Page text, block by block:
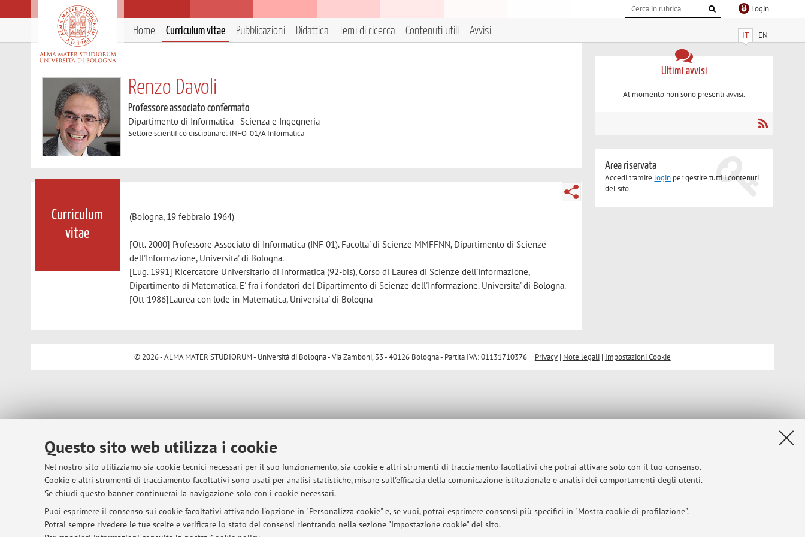
Questo sito web utilizza i cookie
Nel nostro sito utilizziamo sia cookie tecnici necessari per il suo funzionamento, sia cookie e altri strumenti di tracciamento facoltativi che potrai attivare solo con il tuo consenso.
Cookie e altri strumenti di tracciamento facoltativi sono usati per analisi statistiche, misure sull'efficacia della comunicazione istituzionale e analisi dei comportamenti degli utenti.
Se chiudi questo banner continuerai la navigazione solo con i cookie necessari.
Puoi esprimere il consenso sui cookie facoltativi attivando l'opzione in "Personalizza cookie" e, se vuoi, potrai esprimere consensi più specifici in "Mostra cookie di profilazione".
Potrai sempre rivedere le tue scelte e verificare lo stato dei consensi rientrando nella sezione "Impostazione cookie" del sito.
Login
IT EN
Home Curriculum vitae Pubblicazioni Didattica Temi di ricerca Contenuti utili Avvisi
Renzo Davoli
Professore associato confermato
Dipartimento di Informatica - Scienza e Ingegneria
Settore scientifico disciplinare: INFO-01/A Informatica
Curriculum
vitae
(Bologna, 19 febbraio 1964)
[Ott. 2000] Professore Associato di Informatica (INF 01). Facolta' di Scienze MMFFNN, Dipartimento di Scienze
dell'Informazione, Universita' di Bologna.
[Lug. 1991] Ricercatore Universitario di Informatica (92-bis), Corso di Laurea di Scienze dell'Informazione,
Dipartimento di Matematica. E' fra i fondatori del Dipartimento di Scienze dell'Informazione. Universita' di Bologna.
[Ott 1986]Laurea con lode in Matematica, Universita' di Bologna
Ultimi avvisi
Al momento non sono presenti avvisi.
Area riservata
Accedi tramite login per gestire tutti i contenuti
del sito.
© 2026 - ALMA MATER STUDIORUM - Università di Bologna - Via Zamboni, 33 - 40126 Bologna - Partita IVA: 01131710376 Privacy| Note legali| Impostazioni Cookie